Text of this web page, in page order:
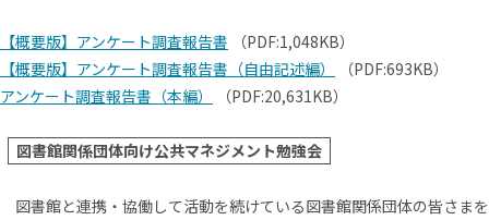
【概要版】アンケート調査報告書 （PDF:1,048KB）
【概要版】アンケート調査報告書（自由記述編）
（PDF:693KB）
アンケート調査報告書（本編）
（PDF:20,631KB）
図書館関係団体向け公共マネジメント勉強会
図書館と連携・協働して活動を続けている図書館関係団体の皆さまを